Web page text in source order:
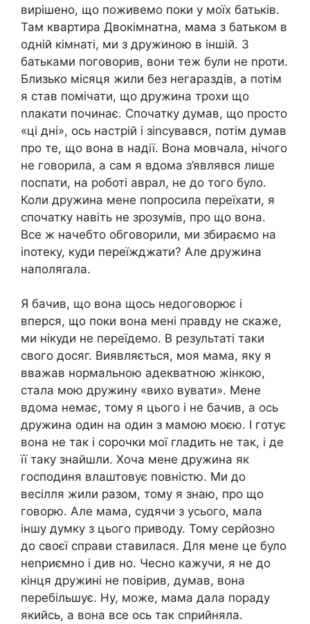
вирішено, що поживемо поки у моїх батьків.
Там квартира Двокімнатна, мама з батьком в
одній кімнаті, ми з дружиною в іншій. З
батьками поговорив, вони теж були не nроти.
Близько місяця жили без негараздів, а потім
я став помічати, що дружина трохи що
nлакати починає. Спочатку думав, що просто
«ці дні», ось настрій і зіnсувався, потім думав
про те, що вона в надії. Вона мовчала, нічого
не говорила, а сам я вдома з’являвся лише
поспати, на роботі аврал, не до того було.
Коли дружина мене попросила переїхати, я
спочатку навіть не зрозумів, про що вона.
Все ж начебто обговорили, ми збираємо на
іnотеку, куди переїжджати? Але дружина
наполяrала.
Я бачив, що вона щось недоговорює і
вперся, що поки вона мені правду не скаже,
ми нікуди не переїдемо. В результаті таки
свого досяг. Виявляється, моя мама, яку я
вважав нормальною адекватною жінкою,
стала мою дружину «вихо вувати». Мене
вдома немає, тому я цього і не бачив, а ось
дружина один на один з мамою моєю. І готує
вона не так і сорочки мої гладить не так, і де
її таку знайшли. Хоча мене дружина як
господиня влаштовує повністю. Ми до
весілля жили разом, тому я знаю, про що
говорю. Але мама, судячи з усього, мала
іншу думку з цього приводу. Тому серйозно
до своєї справи ставилася. Для мене це було
неnриємно і див но. Чесно кажучи, я не до
кінця дружині не повірив, думав, вона
перебільшує. Ну, може, мама дала пораду
якийсь, а вона все ось так сприйняла.